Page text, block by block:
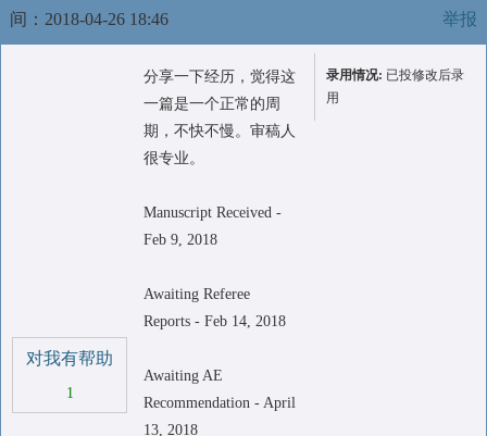
间：2018-04-26 18:46
举报
对我有帮助
1
分享一下经历，觉得这
一篇是一个正常的周
期，不快不慢。审稿人
很专业。
Manuscript Received -
Feb 9, 2018
Awaiting Referee
Reports - Feb 14, 2018
Awaiting AE
Recommendation - April
13, 2018
录用情况: 已投修改后录
用